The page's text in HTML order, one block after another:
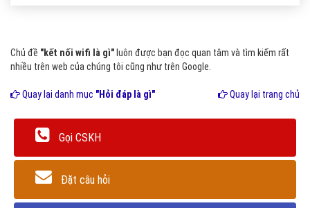
Chủ đề "kết nối wifi là gì" luôn được bạn đọc quan tâm và tìm kiếm rất
nhiều trên web của chúng tôi cũng như trên Google.
Quay lại danh mục "Hỏi đáp là gì" Quay lại trang chủ
Gọi CSKH
Đặt câu hỏi